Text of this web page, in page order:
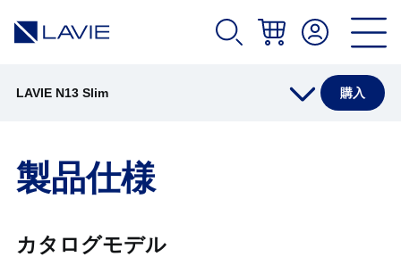
LAVIE N13 Slim 購入
製品仕様
カタログモデル